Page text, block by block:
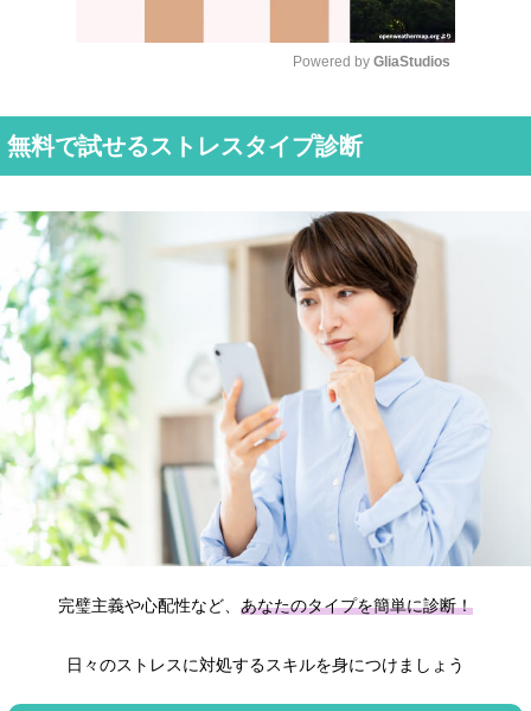
e
Powered by GliaStudios
無料で試せるストレスタイプ診断
完璧主義や心配性など、 あなたのタイプを簡単に診断！
日々のストレスに対処するスキルを身につけましょう